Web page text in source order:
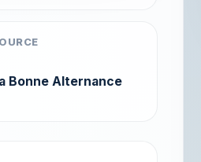
Bonne Alternance